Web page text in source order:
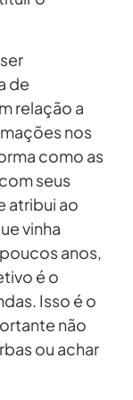
de
relação a
nos
como as
seus
atribui ao
vinha
anos,
é o
Isso é o
não
ou achar